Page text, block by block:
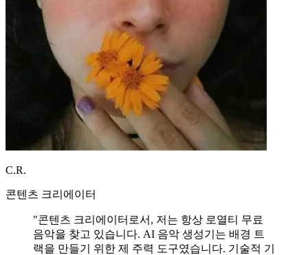
C.R.
콘텐츠 크리에이터
"콘텐츠 크리에이터로서, 저는 항상 로열티 무료
음악을 찾고 있습니다. AI 음악 생성기는 배경 트
랙을 만들기 위한 제 주력 도구였습니다. 기술적 기